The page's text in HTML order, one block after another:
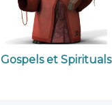
Gospels et Spirituals